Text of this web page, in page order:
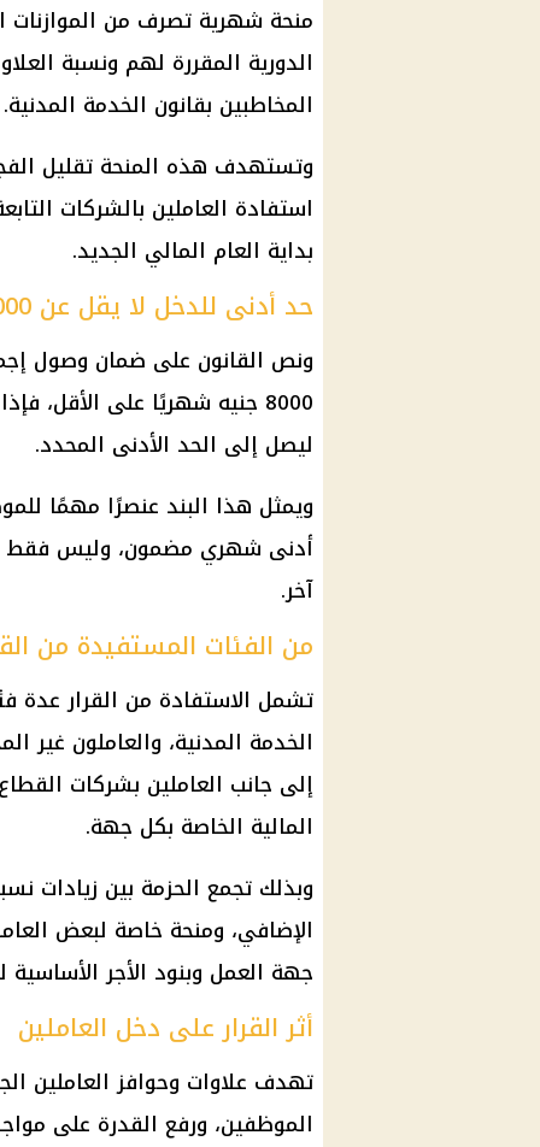
منحة شهرية تصرف من الموازنات
الدورية المقررة لهم ونسبة
المخاطبين بقانون الخدمة المدنية.
وتستهدف هذه المنحة تقليل
استفادة العاملين بالشركات
بداية العام المالي الجديد.
حد أدنى للدخل لا يقل عن 8000 جنيه
ونص القانون على ضمان وصول
8000 جنيه شهريًا على الأقل،
ليصل إلى الحد الأدنى المحدد.
ويمثل هذا البند عنصرًا مهمًا
أدنى شهري مضمون، وليس فقط
آخر.
من الفئات المستفيدة من
تشمل الاستفادة من القرار عدة
الخدمة المدنية، والعاملون غير
إلى جانب العاملين بشركات
المالية الخاصة بكل جهة.
وبذلك تجمع الحزمة بين زيادات
الإضافي، ومنحة خاصة لبعض
جهة العمل وبنود الأجر
أثر القرار على دخل العاملين
تهدف علاوات وحوافز العاملين
الموظفين، ورفع القدرة على